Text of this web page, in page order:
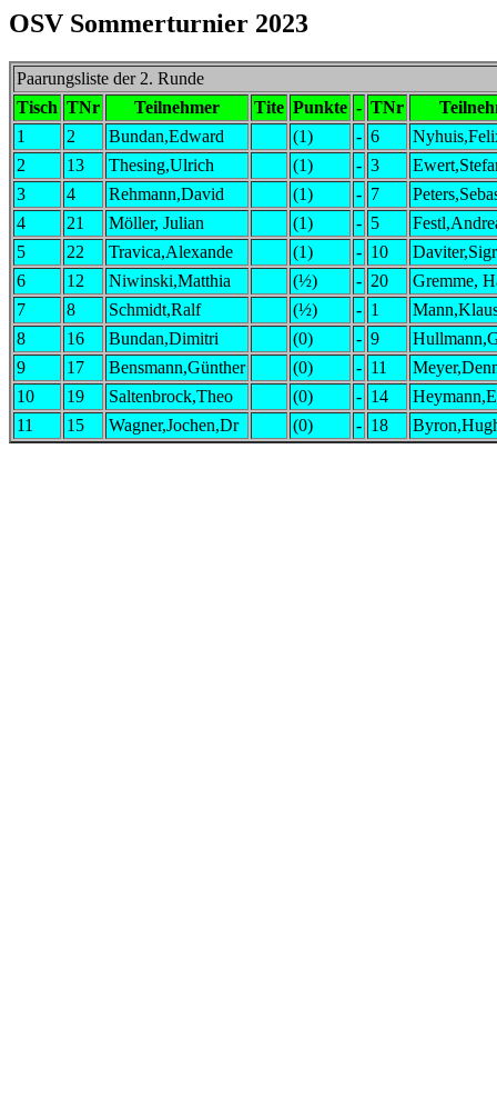
OSV Sommerturnier 2023
Paarungsliste der 2. Runde
Tisch TNr Teilnehmer Tite Punkte - TNr
1
2 Bundan,Edward (1) - 6
2
13 Thesing,Ulrich (1) - 3
3
4 Rehmann,David (1) - 7
4
21 Möller, Julian (1) - 5
5
22 Travica,Alexande (1) - 10
6
12 Niwinski,Matthia (½) - 20
Gremme,
7
8 Schmidt,Ralf (½) - 1
8
16 Bundan,Dimitri (0) - 9
9
17 Bensmann,Günther (0) - 11
10
19 Saltenbrock,Theo (0) - 14
11
15 Wagner,Jochen,Dr (0) - 18